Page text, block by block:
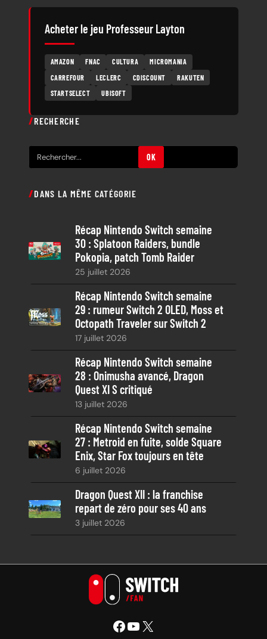
Acheter le jeu Professeur Layton
AMAZON FNAC CULTURA
MICROMANIA
CARREFOUR
LECLERC CDISCOUNT
RAKUTEN
STARTSELECT
UBISOFT
RECHERCHE
e
h
c
h
OK
DANS LA MÊME CATÉGORIE
Récap Nintendo Switch semaine
30 : Splatoon Raiders, bundle
Pokopia, patch Tomb Raider
25 juillet 2026
Récap Nintendo Switch semaine
29 : rumeur Switch 2 OLED, Moss et
Octopath Traveler sur Switch 2
17 juillet 2026
Récap Nintendo Switch semaine
28 : Onimusha avancé, Dragon
Quest XI S critiqué
13 juillet 2026
Récap Nintendo Switch semaine
27 : Metroid en fuite, solde Square
Enix, Star Fox toujours en tête
6 juillet 2026
Dragon Quest XII : la franchise
repart de zéro pour ses 40 ans
3 juillet 2026
Facebook YouTube X